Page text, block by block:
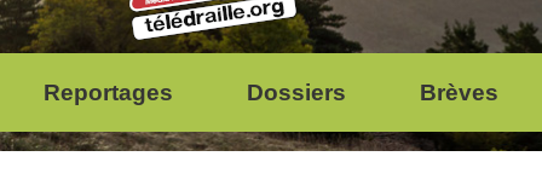
Reportages Dossiers Brèves